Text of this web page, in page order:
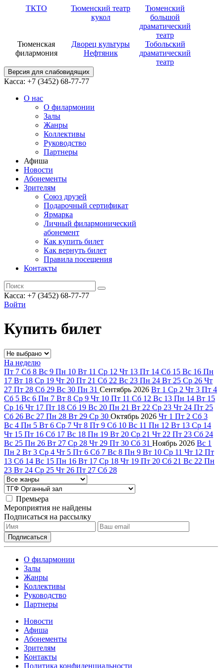
ТКТО
Тюменский театр
кукол
Тюменский
большой
драматический
театр
Тюменская
филармония
Дворец культуры
Нефтяник
Тобольский
драматический
театр
Версия для слабовидящих
Касса: +7 (3452) 68-77-77
О нас
О филармонии
Залы
Жанры
Коллективы
Руководство
Партнеры
Афиша
Новости
Абонементы
Зрителям
Союз друзей
Подарочный сертификат
Ярмарка
Личный филармонический
абонемент
Как купить билет
Как вернуть билет
Правила посещения
Контакты
Касса: +7 (3452) 68-77-77
Войти
Купить билет
На неделю
Пт 7 Сб 8 Вс 9 Пн 10 Вт 11 Ср 12 Чт 13 Пт 14 Сб 15 Вс 16 Пн
17 Вт 18 Ср 19 Чт 20 Пт 21 Сб 22 Вс 23 Пн 24 Вт 25 Ср 26 Чт
27 Пт 28 Сб 29 Вс 30 Пн 31 Сентябрь 2026 Вт 1 Ср 2 Чт 3 Пт 4
Сб 5 Вс 6 Пн 7 Вт 8 Ср 9 Чт 10 Пт 11 Сб 12 Вс 13 Пн 14 Вт 15
Ср 16 Чт 17 Пт 18 Сб 19 Вс 20 Пн 21 Вт 22 Ср 23 Чт 24 Пт 25
Сб 26 Вс 27 Пн 28 Вт 29 Ср 30 Октябрь 2026 Чт 1 Пт 2 Сб 3
Вс 4 Пн 5 Вт 6 Ср 7 Чт 8 Пт 9 Сб 10 Вс 11 Пн 12 Вт 13 Ср 14
Чт 15 Пт 16 Сб 17 Вс 18 Пн 19 Вт 20 Ср 21 Чт 22 Пт 23 Сб 24
Вс 25 Пн 26 Вт 27 Ср 28 Чт 29 Пт 30 Сб 31 Ноябрь 2026 Вс 1
Пн 2 Вт 3 Ср 4 Чт 5 Пт 6 Сб 7 Вс 8 Пн 9 Вт 10 Ср 11 Чт 12 Пт
13 Сб 14 Вс 15 Пн 16 Вт 17 Ср 18 Чт 19 Пт 20 Сб 21 Вс 22 Пн
23 Вт 24 Ср 25 Чт 26 Пт 27 Сб 28
Премьера
Мероприятия не найдены
Подписаться на рассылку
О филармонии
Залы
Жанры
Коллективы
Руководство
Партнеры
Новости
Афиша
Абонементы
Зрителям
Контакты
Политика конфиденциальности